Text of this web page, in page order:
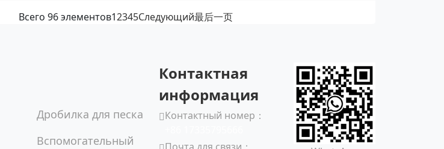
Всего 96 элементов12345Следующий最后一页
Дробилка для песка
Вспомогательный
Контактная
информация
Контактный номер：